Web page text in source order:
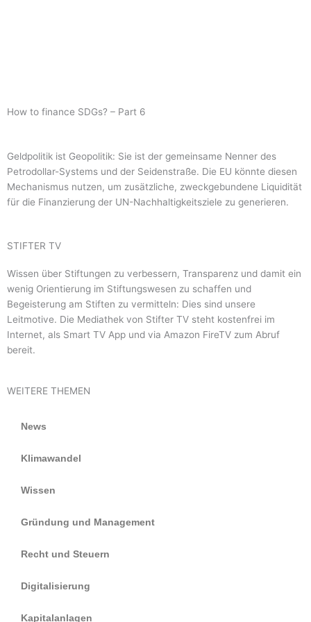
How to finance SDGs? – Part 6
Geldpolitik ist Geopolitik: Sie ist der gemeinsame Nenner des
Petrodollar-Systems und der Seidenstraße. Die EU könnte diesen
Mechanismus nutzen, um zusätzliche, zweckgebundene Liquidität
für die Finanzierung der UN-Nachhaltigkeitsziele zu generieren.
STIFTER TV
Wissen über Stiftungen zu verbessern, Transparenz und damit ein
wenig Orientierung im Stiftungswesen zu schaffen und
Begeisterung am Stiften zu vermitteln: Dies sind unsere
Leitmotive. Die Mediathek von Stifter TV steht kostenfrei im
Internet, als Smart TV App und via Amazon FireTV zum Abruf
bereit.
WEITERE THEMEN
News
Klimawandel
Wissen
Gründung und Management
Recht und Steuern
Digitalisierung
Kapitalanlagen